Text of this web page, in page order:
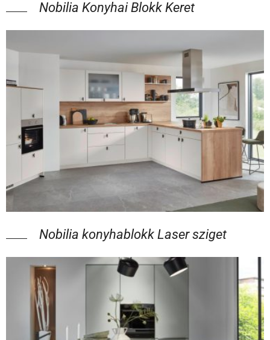
Nobilia Konyhai Blokk Keret
Nobilia konyhablokk Laser sziget